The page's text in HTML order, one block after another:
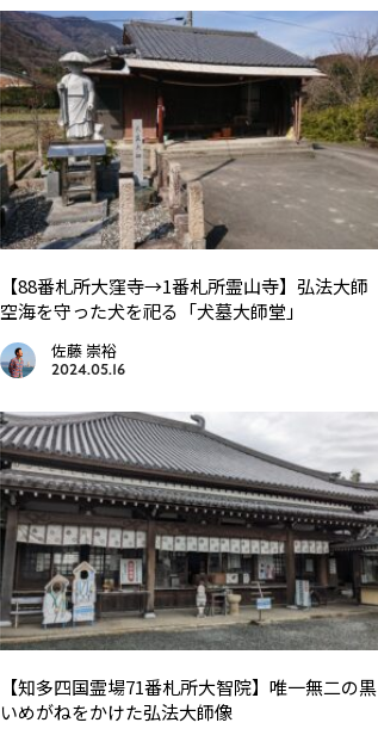
【88番札所大窪寺→1番札所霊山寺】弘法大師
空海を守った犬を祀る「犬墓大師堂」
佐藤 崇裕
2024.05.16
【知多四国霊場71番札所大智院】唯一無二の黒
いめがねをかけた弘法大師像